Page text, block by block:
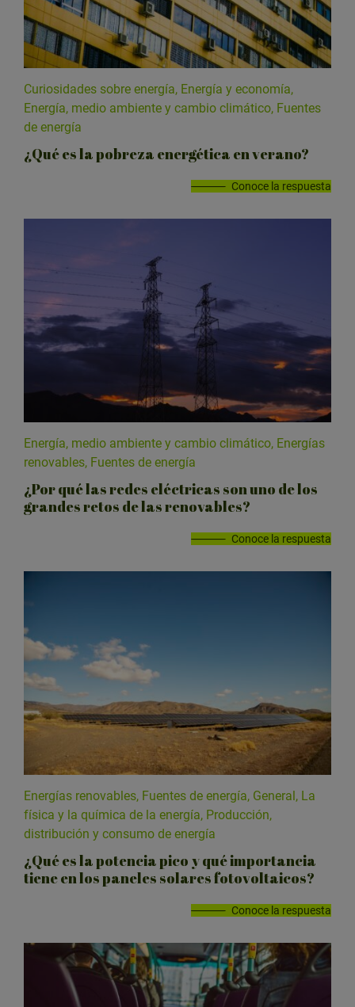
c
a
t
e
g
o
í
Curiosidades sobre energía, Energía y economía,
Energía, medio ambiente y cambio climático, Fuentes
de energía
¿Qué es la pobreza energética en verano?
Conoce la respuesta
Energía, medio ambiente y cambio climático, Energías
renovables, Fuentes de energía
¿Por qué las redes eléctricas son uno de los
grandes retos de las renovables?
Conoce la respuesta
Energías renovables, Fuentes de energía, General, La
física y la química de la energía, Producción,
distribución y consumo de energía
¿Qué es la potencia pico y qué importancia
tiene en los paneles solares fotovoltaicos?
Conoce la respuesta